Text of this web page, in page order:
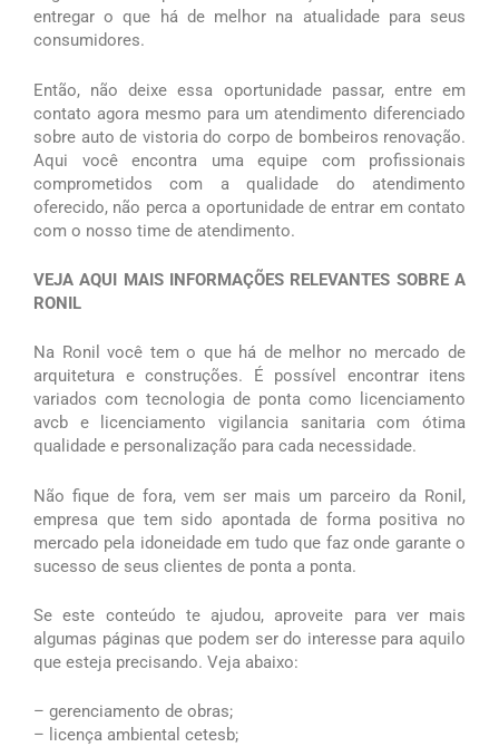
entregar o que há de melhor na atualidade para seus
consumidores.
Então, não deixe essa oportunidade passar, entre em
contato agora mesmo para um atendimento diferenciado
sobre auto de vistoria do corpo de bombeiros renovação.
Aqui você encontra uma equipe com profissionais
comprometidos com a qualidade do atendimento
oferecido, não perca a oportunidade de entrar em contato
com o nosso time de atendimento.
VEJA AQUI MAIS INFORMAÇÕES RELEVANTES SOBRE A
RONIL
Na Ronil você tem o que há de melhor no mercado de
arquitetura e construções. É possível encontrar itens
variados com tecnologia de ponta como licenciamento
avcb e licenciamento vigilancia sanitaria com ótima
qualidade e personalização para cada necessidade.
Não fique de fora, vem ser mais um parceiro da Ronil,
empresa que tem sido apontada de forma positiva no
mercado pela idoneidade em tudo que faz onde garante o
sucesso de seus clientes de ponta a ponta.
Se este conteúdo te ajudou, aproveite para ver mais
algumas páginas que podem ser do interesse para aquilo
que esteja precisando. Veja abaixo:
– gerenciamento de obras;
– licença ambiental cetesb;